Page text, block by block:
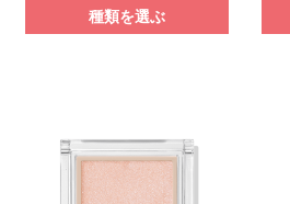
種類を選ぶ